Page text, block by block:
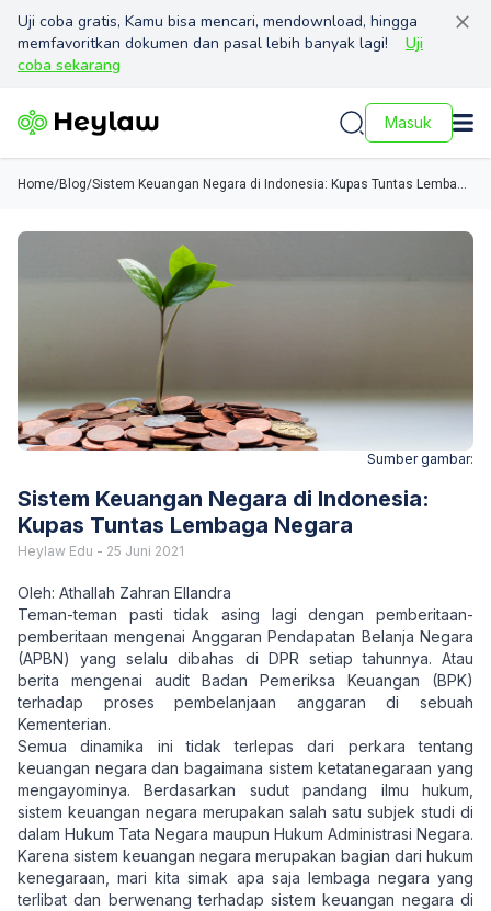
Uji coba gratis, Kamu bisa mencari, mendownload, hingga
memfavoritkan dokumen dan pasal lebih banyak lagi!
Uji
coba sekarang
Masuk
Home/Blog/Sistem Keuangan Negara di Indonesia: Kupas Tuntas Lembaga
Sumber gambar:
Sistem Keuangan Negara di Indonesia:
Kupas Tuntas Lembaga Negara
Heylaw Edu - 25 Juni 2021
Oleh: Athallah Zahran Ellandra
Teman-teman pasti tidak asing lagi dengan pemberitaan-
pemberitaan mengenai Anggaran Pendapatan Belanja Negara
(APBN) yang selalu dibahas di DPR setiap tahunnya. Atau
berita mengenai audit Badan Pemeriksa Keuangan (BPK)
terhadap proses pembelanjaan anggaran di sebuah
Kementerian.
Semua dinamika ini tidak terlepas dari perkara tentang
keuangan negara dan bagaimana sistem ketatanegaraan yang
mengayominya. Berdasarkan sudut pandang ilmu hukum,
sistem keuangan negara merupakan salah satu subjek studi di
dalam Hukum Tata Negara maupun Hukum Administrasi Negara.
Karena sistem keuangan negara merupakan bagian dari hukum
kenegaraan, mari kita simak apa saja lembaga negara yang
terlibat dan berwenang terhadap sistem keuangan negara di